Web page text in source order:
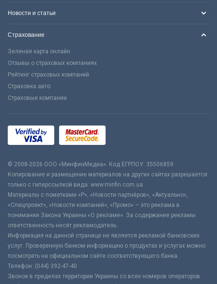
Новости и статьи
Страхование
Зеленая карта онлайн
Отзывы о страховых компаниях
Рейтинг страховых компаний
Страховка авто
Страховые компании
© 2008-2026 ООО «МинфинМедиа». Код ЕГРПОУ: 35506859
Копирование и размещение материалов на других сайтах разрешается
только с гиперссылкой вида: www.minfin.com.ua
Материалы с пометками «Р», «Новости партнёров», «Актуально»,
«Спецпроект», «Новости компаний», «Промо» – это реклама в
понимании Закона Украины «О рекламе». За содержание рекламы
ответственность несёт рекламодатель.
Информация на данной странице не является рекламой банковских
услуг. Проверенную банком информацию о продуктах и услугах можно
посмотреть на официальном сайте соответствующего банка.
Телефон: (044) 392-47-40
Звонок в пределах территории Украины со всех номеров операторов